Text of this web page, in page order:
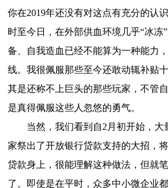
你在2019年还没有对这点有充分的认
时至今日，在外部供血环境几乎“冰冻
备、自我造血已经不能算为一种能力
线。我很佩服那些至今还敢动辄补贴
其是还称不上巨头的那些玩家，不管
是真得佩服这些人忽悠的勇气。
当然，我们看到自2月初开始，大
家祭出了开放银行贷款支持的大招，
贷款身上，很能理解这种做法，但就
了。即使是在平时，众多中小微企业